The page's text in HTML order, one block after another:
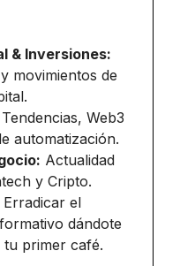
& Inversiones:
movimientos de
Tendencias, Web3
automatización.
Actualidad
y Cripto.
Erradicar el
dándote
tu primer café.